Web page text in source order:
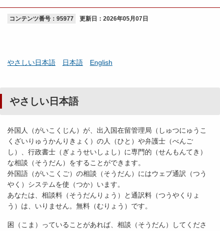
コンテンツ番号：95977 更新日： 2026年05月07日
やさしい日本語 日本語 English
やさしい日本語
外国人（がいこくじん）が、出入国在留管理局（しゅつにゅうこ
くざいりゅうかんりきょく）の人（ひと）や弁護士（べんご
し）、行政書士（ぎょうせいしょし）に専門的（せんもんてき）
な相談（そうだん）をすることができます。
外国語（がいこくご）の相談（そうだん）にはウェブ通訳（つう
やく）システムを使（つか）います。
あなたは、相談料（そうだんりょう）と通訳料（つうやくりょ
う）は、いりません。無料（むりょう）です。
困（こま）っていることがあれば、相談（そうだん）してくださ